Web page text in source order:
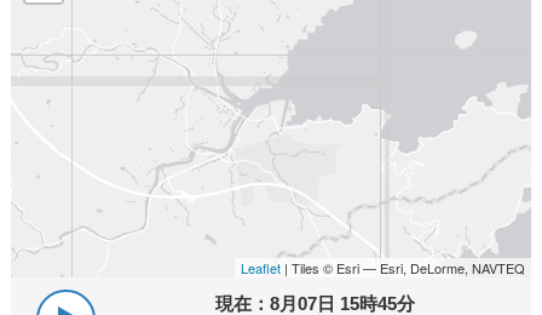
Leaflet | Tiles © Esri — Esri, DeLorme, NAVTEQ
現在：8月07日 15時45分